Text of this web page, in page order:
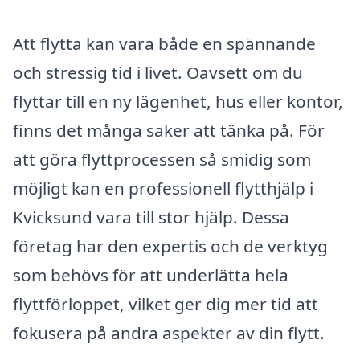
Att flytta kan vara både en spännande
och stressig tid i livet. Oavsett om du
flyttar till en ny lägenhet, hus eller kontor,
finns det många saker att tänka på. För
att göra flyttprocessen så smidig som
möjligt kan en professionell flytthjälp i
Kvicksund vara till stor hjälp. Dessa
företag har den expertis och de verktyg
som behövs för att underlätta hela
flyttförloppet, vilket ger dig mer tid att
fokusera på andra aspekter av din flytt.